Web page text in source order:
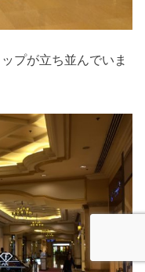
プが立ち並んでいま